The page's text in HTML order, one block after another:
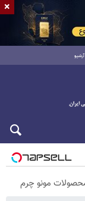
آرشیو
×